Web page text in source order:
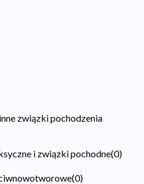
związki pochodzenia
i związki pochodne(0)
(0)